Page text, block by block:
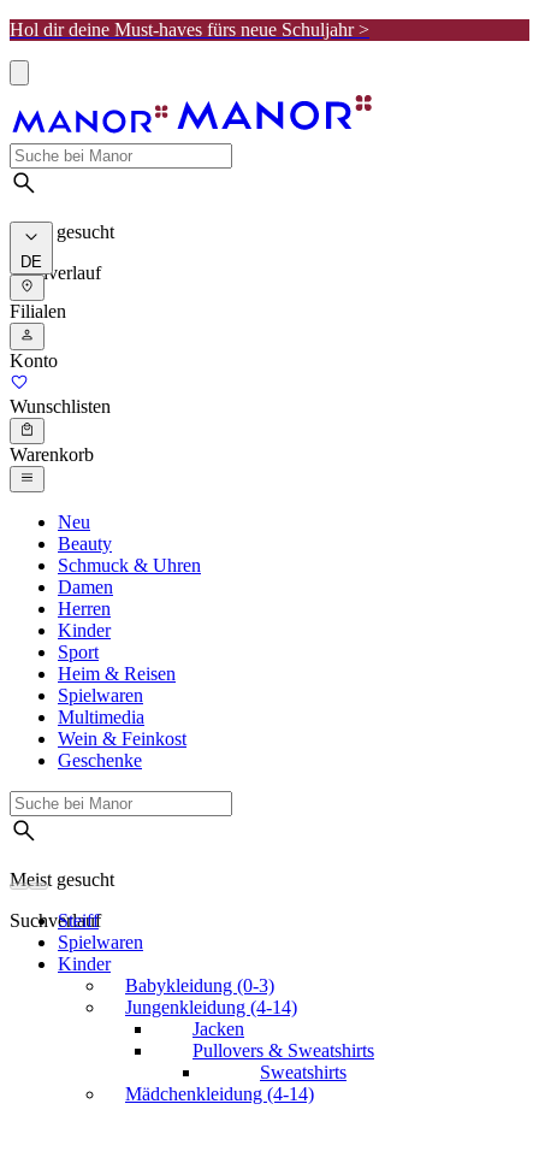
Hol dir deine Must-haves fürs neue Schuljahr >
Meist gesucht
Suchverlauf
DE
Filialen
Konto
Wunschlisten
Warenkorb
Neu
Beauty
Schmuck & Uhren
Damen
Herren
Kinder
Sport
Heim & Reisen
Spielwaren
Multimedia
Wein & Feinkost
Geschenke
Meist gesucht
Suchverlauf
Steiff
Spielwaren
Kinder
Babykleidung (0-3)
Jungenkleidung (4-14)
Jacken
Pullovers & Sweatshirts
Sweatshirts
Mädchenkleidung (4-14)